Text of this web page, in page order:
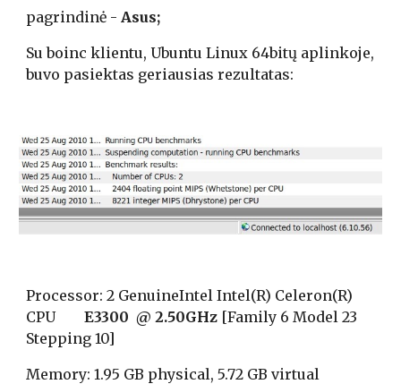
pagrindinė - Asus;
Su boinc klientu, Ubuntu Linux 64bitų aplinkoje,
buvo pasiektas geriausias rezultatas:
Processor: 2 GenuineIntel Intel(R) Celeron(R)
CPU
E3300  @ 2.50GHz [Family 6 Model 23
Stepping 10]
Memory: 1.95 GB physical, 5.72 GB virtual